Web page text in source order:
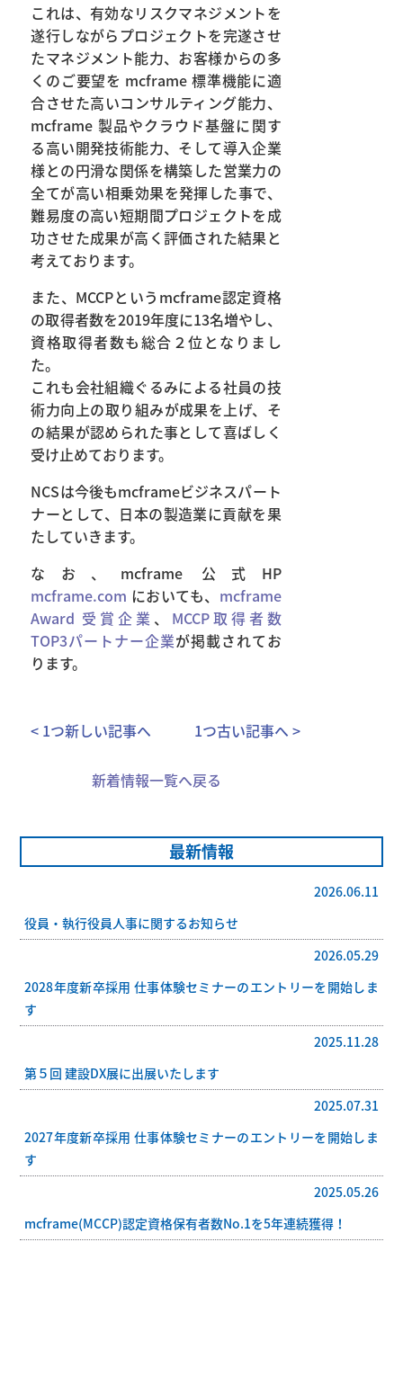
これは、有効なリスクマネジメントを
遂行しながらプロジェクトを完遂させ
たマネジメント能力、お客様からの多
くのご要望を mcframe 標準機能に適
合させた高いコンサルティング能力、
mcframe 製品やクラウド基盤に関す
る高い開発技術能力、そして導入企業
様との円滑な関係を構築した営業力の
全てが高い相乗効果を発揮した事で、
難易度の高い短期間プロジェクトを成
功させた成果が高く評価された結果と
考えております。
また、MCCPというmcframe認定資格
の取得者数を2019年度に13名増やし、
資格取得者数も総合２位となりまし
た。
これも会社組織ぐるみによる社員の技
術力向上の取り組みが成果を上げ、そ
の結果が認められた事として喜ばしく
受け止めております。
NCSは今後もmcframeビジネスパート
ナーとして、日本の製造業に貢献を果
たしていきます。
なお、mcframe 公式HP
mcframe.com においても、 mcframe
Award 受賞企業 、 MCCP取得者数
TOP3パートナー企業が掲載されてお
ります。
< 1つ新しい記事へ 1つ古い記事へ >
新着情報一覧へ戻る
最新情報
2026.06.11
役員・執行役員人事に関するお知らせ
2026.05.29
2028年度新卒採用 仕事体験セミナーのエントリーを開始しま
す
2025.11.28
第５回 建設DX展に出展いたします
2025.07.31
2027年度新卒採用 仕事体験セミナーのエントリーを開始しま
す
2025.05.26
mcframe(MCCP)認定資格保有者数No.1を5年連続獲得！